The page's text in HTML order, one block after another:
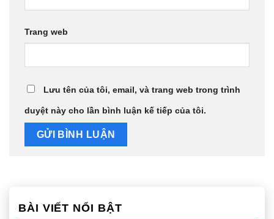
Trang web
Lưu tên của tôi, email, và trang web trong trình
duyệt này cho lần bình luận kế tiếp của tôi.
BÀI VIẾT NỔI BẬT